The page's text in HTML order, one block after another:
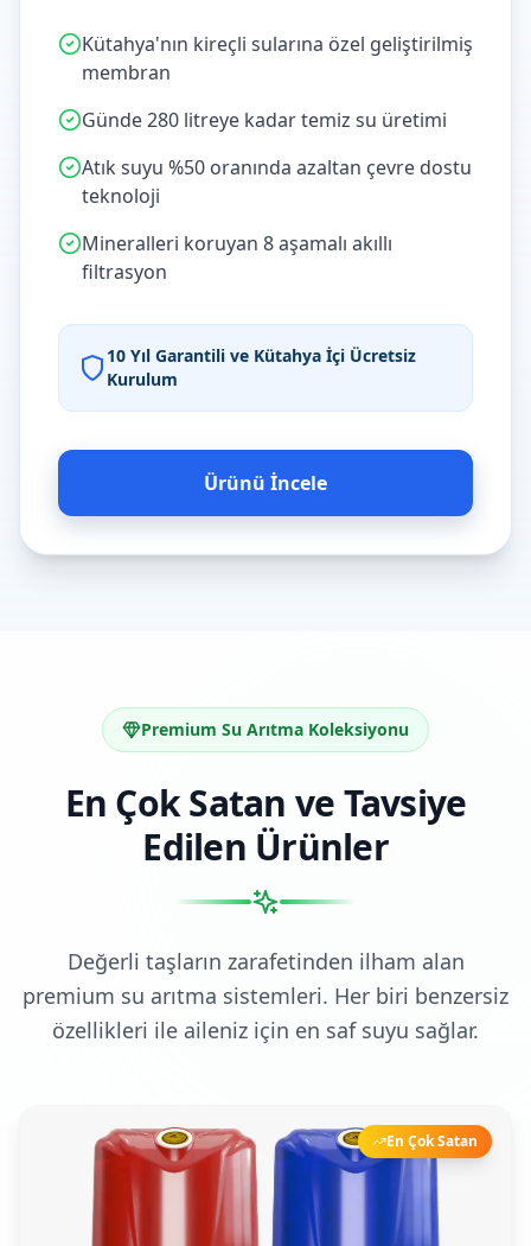
Kütahya'nın kireçli sularına özel geliştirilmiş
membran
Günde 280 litreye kadar temiz su üretimi
Atık suyu %50 oranında azaltan çevre dostu
teknoloji
Mineralleri koruyan 8 aşamalı akıllı
filtrasyon
10 Yıl Garantili ve Kütahya İçi Ücretsiz
Kurulum
Ürünü İncele
Premium Su Arıtma Koleksiyonu
En Çok Satan ve Tavsiye
Edilen Ürünler
Değerli taşların zarafetinden ilham alan
premium su arıtma sistemleri. Her biri benzersiz
özellikleri ile aileniz için en saf suyu sağlar.
En Çok Satan